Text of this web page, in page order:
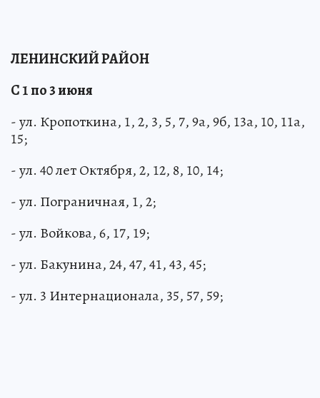
ЛЕНИНСКИЙ РАЙОН
С 1 по 3 июня
- ул. Кропоткина, 1, 2, 3, 5, 7, 9а, 9б, 13а, 10, 11а,
15;
- ул. 40 лет Октября, 2, 12, 8, 10, 14;
- ул. Пограничная, 1, 2;
- ул. Войкова, 6, 17, 19;
- ул. Бакунина, 24, 47, 41, 43, 45;